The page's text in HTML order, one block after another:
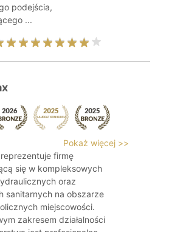
podejścia,
...
Pokaż więcej >>
firmę
się w kompleksowych
oraz
sanitarnych na obszarze
miejscowości.
zakresem działalności